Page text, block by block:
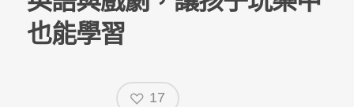
也能學習
17